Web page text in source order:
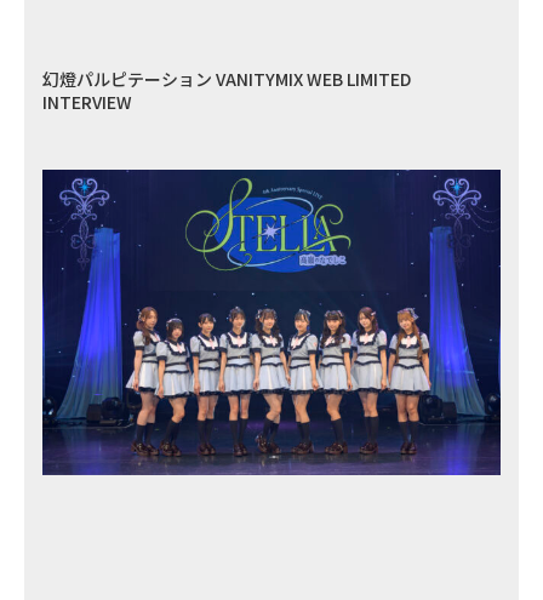
幻燈パルピテーション VANITYMIX WEB LIMITED
INTERVIEW